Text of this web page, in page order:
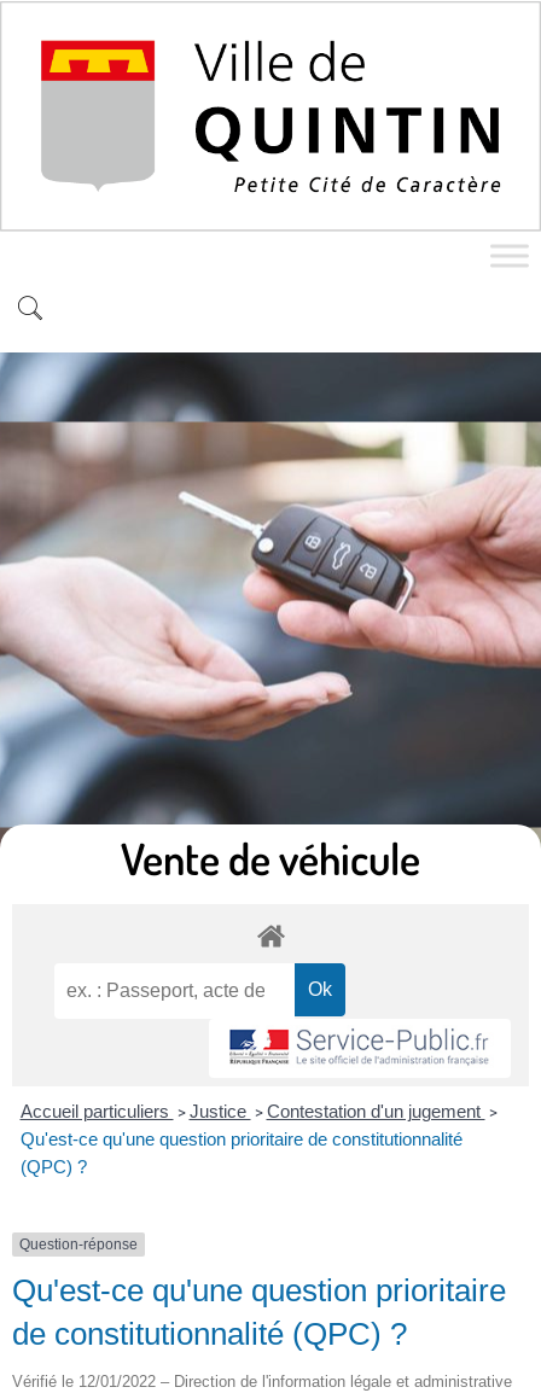
Vente de véhicule
Accueil particuliers > Justice > Contestation d'un jugement >
Qu'est-ce qu'une question prioritaire de constitutionnalité
(QPC) ?
Question-réponse
Qu'est-ce qu'une question prioritaire
de constitutionnalité (QPC) ?
Vérifié le 12/01/2022 – Direction de l'information légale et administrative